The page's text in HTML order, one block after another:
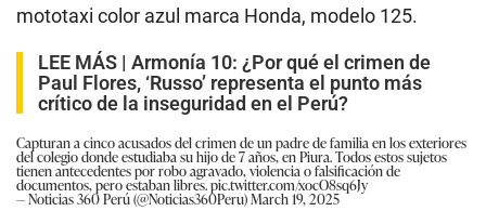
mototaxi color azul marca Honda, modelo 125.
LEE MÁS | Armonía 10: ¿Por qué el crimen de
Paul Flores, ‘Russo’ representa el punto más
crítico de la inseguridad en el Perú?
Capturan a cinco acusados del crimen de un padre de familia en los exteriores
del colegio donde estudiaba su hijo de 7 años, en Piura. Todos estos sujetos
tienen antecedentes por robo agravado, violencia o falsificación de
documentos, pero estaban libres.pic.twitter.com/xocO8sq6Jy
— Noticias 360 Perú (@Noticias360Peru)March 19, 2025